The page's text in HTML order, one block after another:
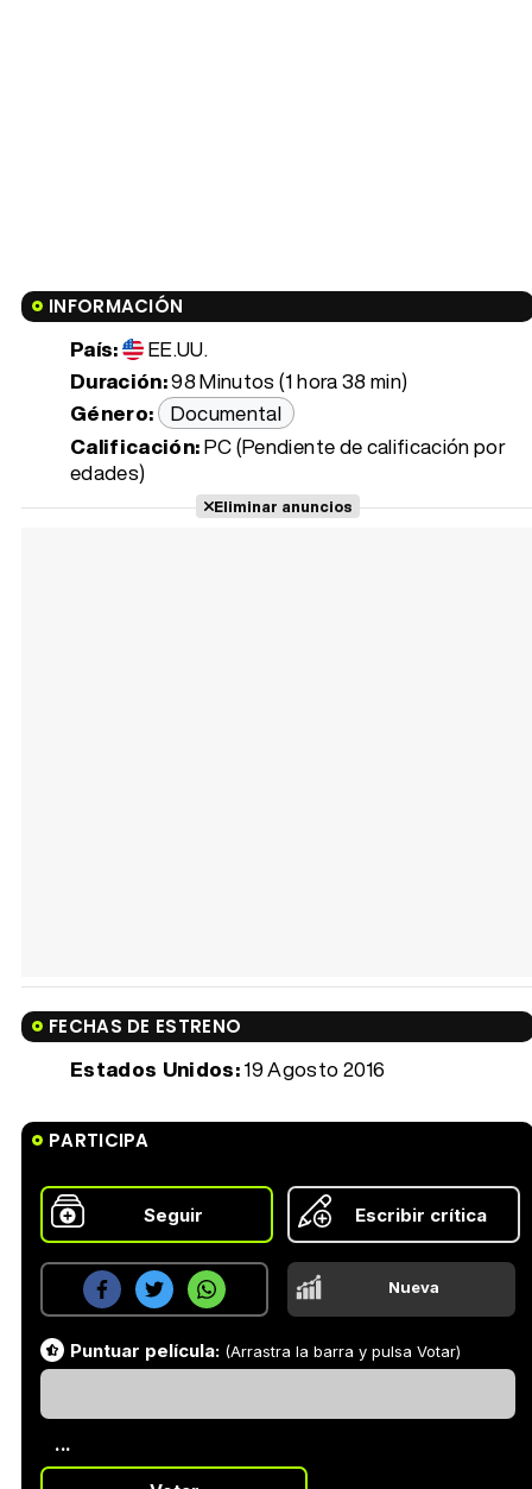
INFORMACIÓN
País:
EE.UU.
Duración:98 Minutos (1 hora 38 min)
Género: Documental
Calificación:PC (Pendiente de calificación por
edades)
Eliminar anuncios
FECHAS DE ESTRENO
Estados Unidos:19 Agosto 2016
PARTICIPA
Seguir Escribir crítica
Nueva
Puntuar película: (Arrastra la barra y pulsa Votar)
...